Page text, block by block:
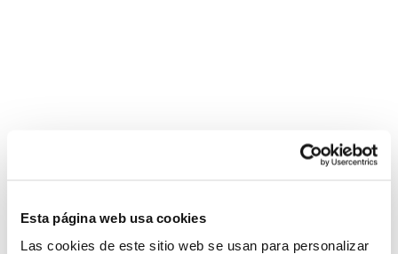
Esta página web usa cookies
Las cookies de este sitio web se usan para personalizar